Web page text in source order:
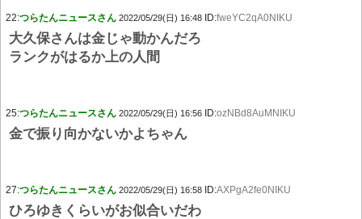
22:つらたんニュースさん 2022/05/29(日) 16:48 ID:fweYC2qA0NIKU
大久保さんは金じゃ動かんだろ
ランクがはるか上の人間
25:つらたんニュースさん 2022/05/29(日) 16:56 ID:ozNBd8AuMNIKU
金で振り向かないかよちゃん
27:つらたんニュースさん 2022/05/29(日) 16:58 ID:AXPgA2fe0NIKU
ひろゆきくらいがお似合いだわ